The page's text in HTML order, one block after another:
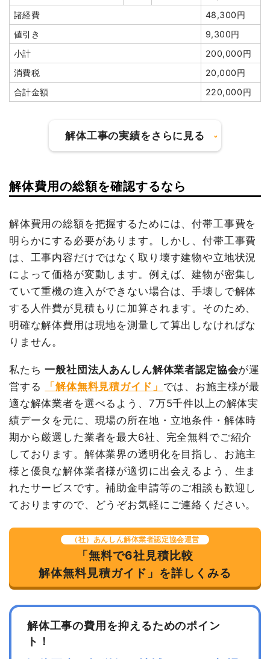
諸経費
80,000円
値引き
4,800円
小計
5,050,000
円
消費税
404,000円
合計金額
5,454,000
物置撤去
150,000円
諸経費
100,000円
値引き
8,236円
小計
3,536,364
円
円
坪数 67坪
建物解体費用 178万9,000円
総額 305万6,900円
品名 数量 単価
金額
鉄骨造事務所兼住宅67坪2
養生費
1式
200,000円
土間コンクリート撤去
120m²
3,000
円
360,000円
室内残置物撤去 1式
165,000円
物置撤去
1式
175,000円
諸経費
90,000円
値引き
0円
小計
2,779,000
円
諸経費
48,300円
値引き
9,300円
小計
200,000円
消費税
20,000円
合計金額
220,000円
解体工事の実績をさらに見る
建物の種類/構造 内装解体店舗1階建て
建物解体費用 314万9,000円
総額 430万1,000円
品名 数量 単価
金額
内装解体店舗36坪1階建
て
36坪 87,472円 3,149,000円
土間コンクリート撤去
1式
350,000円
フロンガス撤去
1式
150,000円
看板撤去
1式
10,000円
諸経費
450,000円
値引き
199,000円
小計
3,910,000円
消費税
391,000円
合計金額
4,301,000円
建物の種類/構造 内装解体住宅1階建て
坪数 33坪
建物解体費用 102万3,000円
総額 112万5,300円
解体費用の総額を確認するなら
解体費用の総額を把握するためには、付帯工事費を
明らかにする必要があります。しかし、付帯工事費
は、工事内容だけではなく取り壊す建物や立地状況
によって価格が変動します。例えば、建物が密集し
ていて重機の進入ができない場合は、手壊しで解体
する人件費が見積もりに加算されます。そのため、
明確な解体費用は現地を測量して算出しなければな
りません。
私たち一般社団法人あんしん解体業者認定協会が運
営する
「解体無料見積ガイド」 では、お施主様が最
適な解体業者を選べるよう、7万5千件以上の解体実
績データを元に、現場の所在地・立地条件・解体時
期から厳選した業者を最大6社、完全無料でご紹介
しております。解体業界の透明化を目指し、お施主
様と優良な解体業者様が適切に出会えるよう、生ま
れたサービスです。補助金申請等のご相談も歓迎し
ておりますので、どうぞお気軽にご連絡ください。
（社）あんしん解体業者認定協会運営
「無料で6社見積比較
解体無料見積ガイド」を詳しくみる
解体工事の費用を抑えるためのポイン
ト！